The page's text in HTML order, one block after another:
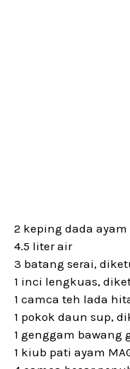
2 keping dada
4.5 liter air
3 batang serai,
1 inci lengkuas,
1 camca teh lada
1 pokok daun sup,
1 genggam bawang
1 kiub pati ayam